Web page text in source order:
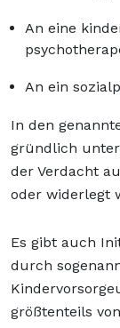
An eine
An ein
In den
gründlich
der Verdacht
oder widerlegt
Es gibt auch
durch
größtenteils